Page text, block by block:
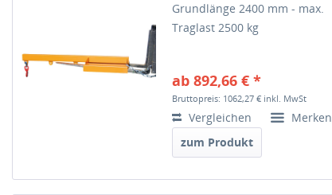
Grundlänge 2400 mm - max.
Traglast 2500 kg
ab 892,66 € *
Bruttopreis: 1062,27 € inkl. MwSt
Vergleichen
Merken
zum Produkt